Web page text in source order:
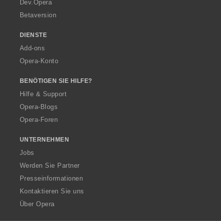
Dev.Opera
Betaversion
DIENSTE
Add-ons
Opera-Konto
BENÖTIGEN SIE HILFE?
Hilfe & Support
Opera-Blogs
Opera-Foren
UNTERNEHMEN
Jobs
Werden Sie Partner
Presseinformationen
Kontaktieren Sie uns
Über Opera